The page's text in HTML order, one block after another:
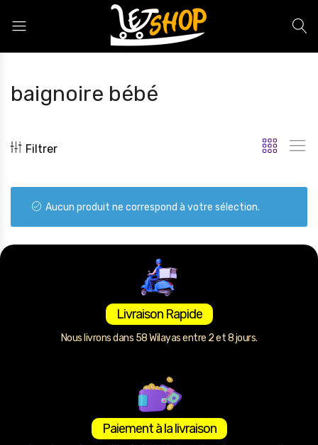
baignoire bébé
Filtrer
Aucun produit ne correspond à votre sélection.
Livraison Rapide
Nous livrons dans 58 Wilayas entre 2 et 8 jours.
Paiement à la livraison